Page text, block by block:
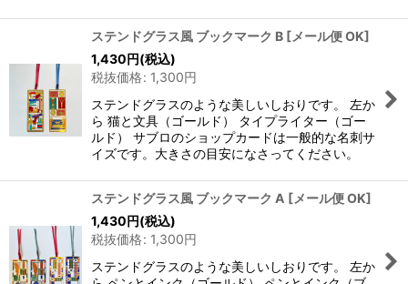
ステンドグラス風 ブックマーク B [メール便 OK]
1,430円(税込)
税抜価格: 1,300円
ステンドグラスのような美しいしおりです。 左か
ら 猫と文具（ゴールド） タイプライター（ゴー
ルド） サブロのショップカードは一般的な名刺サ
イズです。大きさの目安になさってください。
ステンドグラス風 ブックマーク A [メール便 OK]
1,430円(税込)
税抜価格: 1,300円
ステンドグラスのような美しいしおりです。 左か